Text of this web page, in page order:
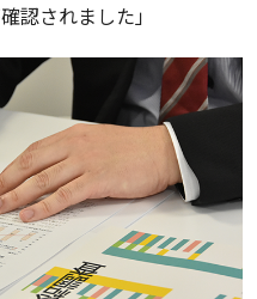
認されました」